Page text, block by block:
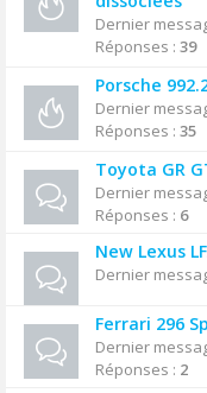
Dernier
Réponses : 39
Porsche
Dernier
Réponses : 35
Toyota GR
Dernier
Réponses : 6
New Lexus
Dernier
Ferrari 296
Dernier
Réponses : 2